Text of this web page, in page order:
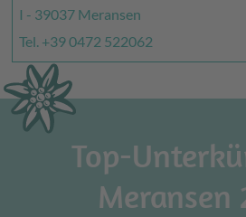
I - 39037 Meransen
Tel. +39 0472 522062
Top-
Meransen